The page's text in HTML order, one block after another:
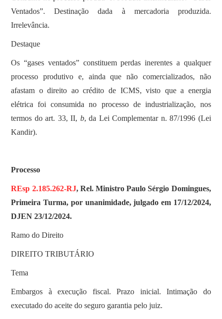
Ventados”. Destinação dada à mercadoria produzida.
Irrelevância.
Destaque
Os “gases ventados” constituem perdas inerentes a qualquer
processo produtivo e, ainda que não comercializados, não
afastam o direito ao crédito de ICMS, visto que a energia
elétrica foi consumida no processo de industrialização, nos
termos do art. 33, II, b, da Lei Complementar n. 87/1996 (Lei
Kandir).
Processo
REsp 2.185.262-RJ, Rel. Ministro Paulo Sérgio Domingues,
Primeira Turma, por unanimidade, julgado em 17/12/2024,
DJEN 23/12/2024.
Ramo do Direito
DIREITO TRIBUTÁRIO
Tema
Embargos à execução fiscal. Prazo inicial. Intimação do
executado do aceite do seguro garantia pelo juiz.